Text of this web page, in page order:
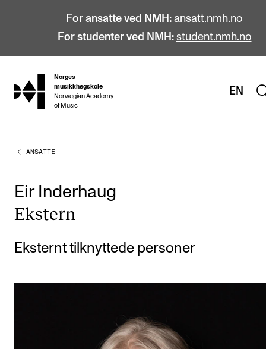
For ansatte ved NMH: ansatt.nmh.no
For studenter ved NMH: student.nmh.no
hjem
Norges
musikkhøgskole
Norwegian Academy
of Music
EN
STUDIER
Bachelor
Master
Doktorgrad
Etterutdanning og kurs
ANSATTE
Eir Inderhaug
Eks­tern
Eksternt tilknyttede personer